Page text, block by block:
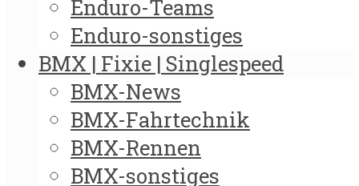
Enduro-Teams
Enduro-sonstiges
BMX | Fixie | Singlespeed
BMX-News
BMX-Fahrtechnik
BMX-Rennen
BMX-sonstiges